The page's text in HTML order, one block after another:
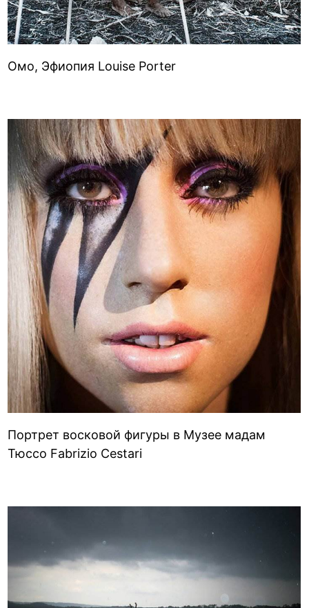
Омо, Эфиопия Louise Porter
Портрет восковой фигуры в Музее мадам
Тюссо Fabrizio Cestari